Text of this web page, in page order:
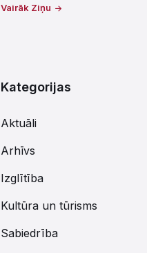
Vairāk Ziņu
Kategorijas
Aktuāli
Arhīvs
Izglītība
Kultūra un tūrisms
Sabiedrība